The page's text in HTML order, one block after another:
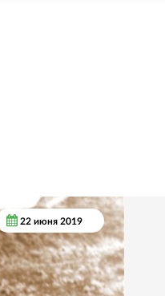
22 июня 2019